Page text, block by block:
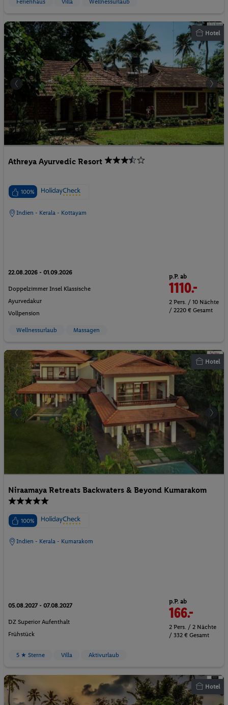
Hotel
Athreya Ayurvedic Resort
100%
Indien - Kerala - Kottayam
22.08.2026 - 01.09.2026
Doppelzimmer Insel Klassische
Ayurvedakur
Vollpension
p.P. ab
1110.-
2 Pers. / 10 Nächte
/ 2220 € Gesamt
Wellnessurlaub Massagen
Hotel
Niraamaya Retreats Backwaters & Beyond Kumarakom
100%
Indien - Kerala - Kumarakom
05.08.2027 - 07.08.2027
DZ Superior Aufenthalt
Frühstück
p.P. ab
166.-
2 Pers. / 2 Nächte
/ 332 € Gesamt
5 ★ Sterne Villa Aktivurlaub
Hotel